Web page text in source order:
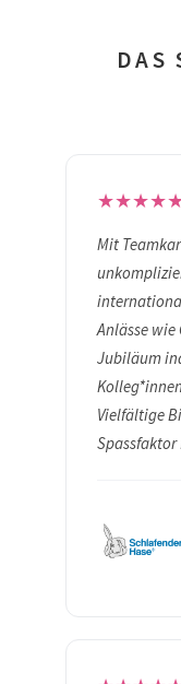
DAS
★★★★
Mit
Anlässe
Jubiläum
Vielfältige
Spassfaktor